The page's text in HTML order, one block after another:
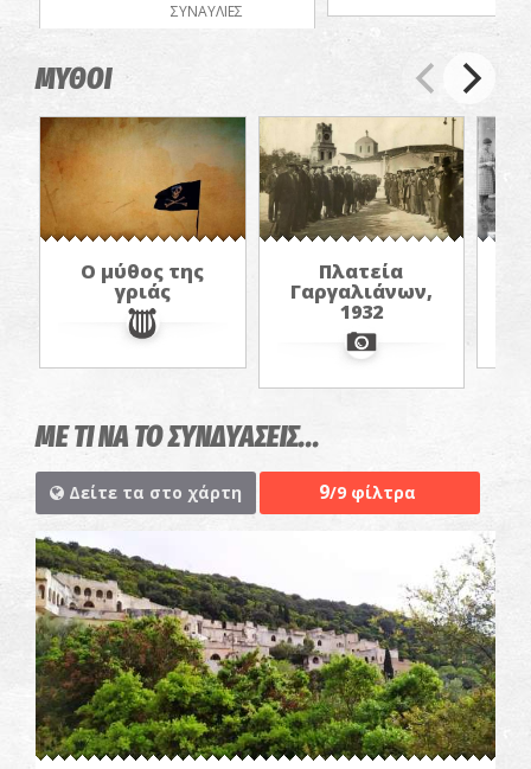
ΣΥΝΑΥΛΙΕΣ
ΜΥΘΟΙ
Ο μύθος της
γριάς
Πλατεία
Γαργαλιάνων,
1932
ΜΕ ΤΙ ΝΑ ΤΟ ΣΥΝΔΥΑΣΕΙΣ...
Δείτε τα στο χάρτη 9/9 φίλτρα